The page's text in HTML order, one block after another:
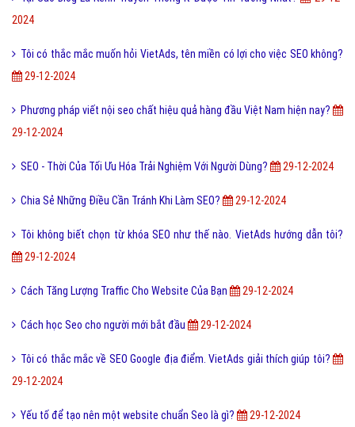
2024
Tôi có thắc mắc muốn hỏi VietAds, tên miền có lợi cho việc SEO không?
29-12-2024
Phương pháp viết nội seo chất hiệu quả hàng đầu Việt Nam hiện nay?
29-12-2024
SEO - Thời Của Tối Ưu Hóa Trải Nghiệm Với Người Dùng? 29-12-2024
Chia Sẻ Những Điều Cần Tránh Khi Làm SEO? 29-12-2024
Tôi không biết chọn từ khóa SEO như thế nào. VietAds hướng dẫn tôi?
29-12-2024
Cách Tăng Lượng Traffic Cho Website Của Bạn 29-12-2024
Cách học Seo cho người mới bắt đầu 29-12-2024
Tôi có thắc mắc về SEO Google địa điểm. VietAds giải thích giúp tôi?
29-12-2024
Yếu tố để tạo nên một website chuẩn Seo là gì? 29-12-2024